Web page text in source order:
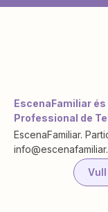
EscenaFamiliar
Professional de
EscenaFamiliar.